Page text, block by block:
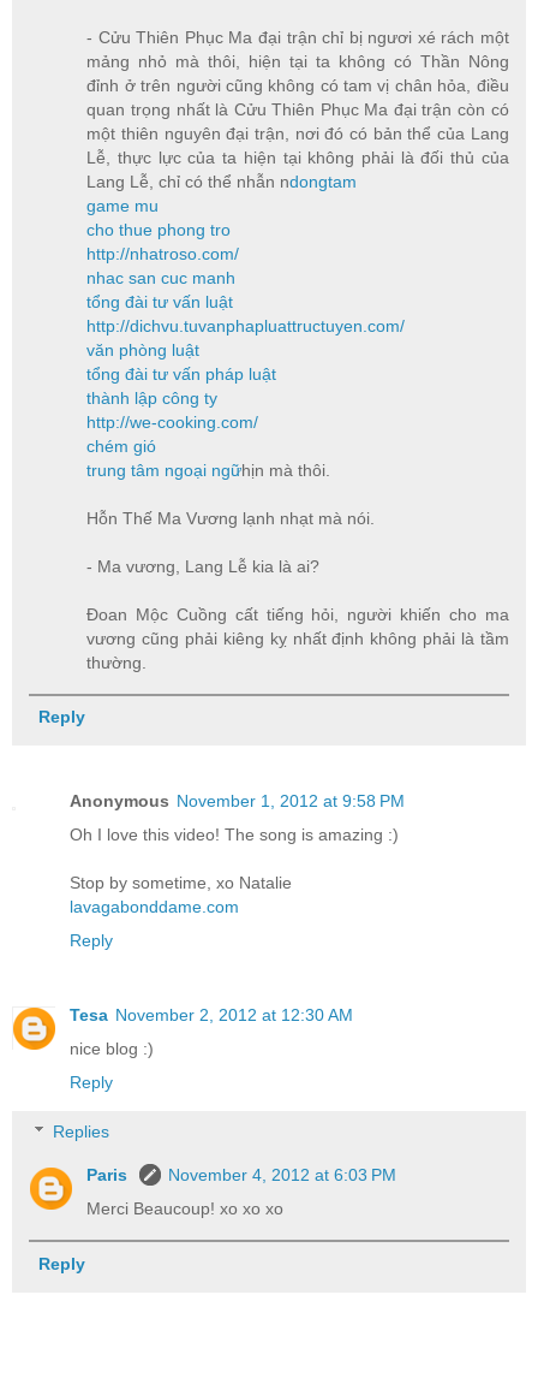
- Cửu Thiên Phục Ma đại trận chỉ bị ngươi xé rách một
mảng nhỏ mà thôi, hiện tại ta không có Thần Nông
đỉnh ở trên người cũng không có tam vị chân hỏa, điều
quan trọng nhất là Cửu Thiên Phục Ma đại trận còn có
một thiên nguyên đại trận, nơi đó có bản thể của Lang
Lễ, thực lực của ta hiện tại không phải là đối thủ của
Lang Lễ, chỉ có thể nhẫn ndongtam
game mu
cho thue phong tro
http://nhatroso.com/
nhac san cuc manh
tổng đài tư vấn luật
http://dichvu.tuvanphapluattructuyen.com/
văn phòng luật
tổng đài tư vấn pháp luật
thành lập công ty
http://we-cooking.com/
chém gió
trung tâm ngoại ngữhịn mà thôi.
Hỗn Thế Ma Vương lạnh nhạt mà nói.
- Ma vương, Lang Lễ kia là ai?
Đoan Mộc Cuồng cất tiếng hỏi, người khiến cho ma
vương cũng phải kiêng kỵ nhất định không phải là tầm
thường.
Reply
Anonymous November 1, 2012 at 9:58 PM
Oh I love this video! The song is amazing :)
Stop by sometime, xo Natalie
lavagabonddame.com
Reply
Tesa November 2, 2012 at 12:30 AM
nice blog :)
Reply
Replies
Paris
November 4, 2012 at 6:03 PM
Merci Beaucoup! xo xo xo
Reply